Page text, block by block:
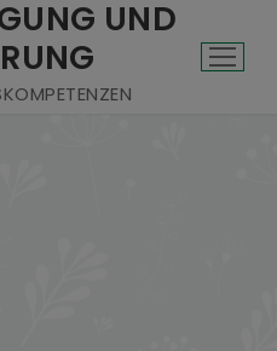
UND